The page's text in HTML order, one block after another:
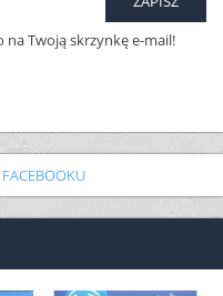
Twoją skrzynkę e-mail!